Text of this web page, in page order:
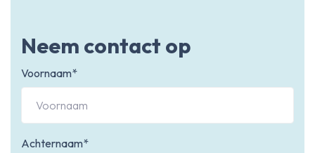
Neem contact op
Voornaam*
Achternaam*